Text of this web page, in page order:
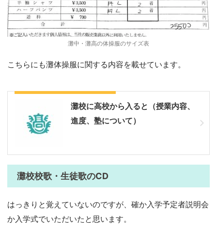
灘中・灘高の体操服のサイズ表
こちらにも灘体操服に関する内容を載せています。
灘校に高校から入ると（授業内容、
進度、塾について）
灘校校歌・生徒歌のCD
はっきりと覚えていないのですが、確か入学予定者説明会
か入学式でいただいたと思います。